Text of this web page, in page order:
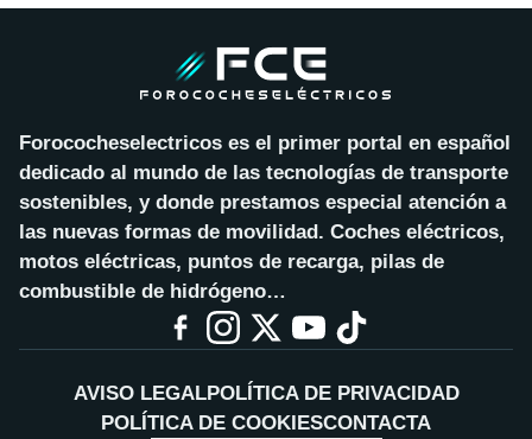
Forococheselectricos es el primer portal en español
dedicado al mundo de las tecnologías de transporte
sostenibles, y donde prestamos especial atención a
las nuevas formas de movilidad. Coches eléctricos,
motos eléctricas, puntos de recarga, pilas de
combustible de hidrógeno…
AVISO LEGALPOLÍTICA DE PRIVACIDAD
POLÍTICA DE COOKIESCONTACTA